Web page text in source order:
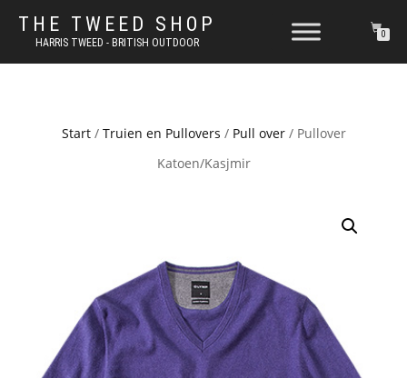
THE TWEED SHOP
HARRIS TWEED - BRITISH OUTDOOR
0
Start/ Truien en Pullovers / Pull over/ Pullover
Katoen/Kasjmir